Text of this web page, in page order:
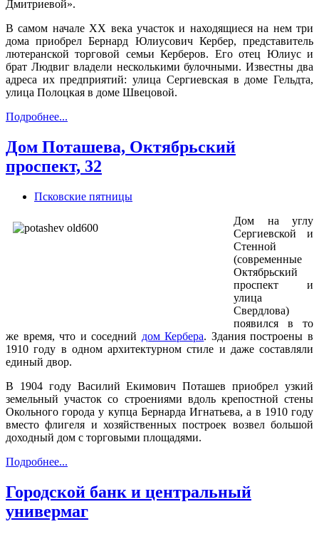
Дмитриевой».
В самом начале XX века участок и находящиеся на нем три
дома приобрел Бернард Юлиусович Кербер, представитель
лютеранской торговой семьи Керберов. Его отец Юлиус и
брат Людвиг владели несколькими булочными. Известны два
адреса их предприятий: улица Сергиевская в доме Гельдта,
улица Полоцкая в доме Швецовой.
Подробнее...
Дом Поташева, Октябрьский
проспект, 32
Псковские пятницы
Дом на углу
Сергиевской и
Стенной
(современные
Октябрьский
проспект и
улица
Свердлова)
появился в то
же время, что и соседний дом Кербера. Здания построены в
1910 году в одном архитектурном стиле и даже составляли
единый двор.
В 1904 году Василий Екимович Поташев приобрел узкий
земельный участок со строениями вдоль крепостной стены
Окольного города у купца Бернарда Игнатьева, а в 1910 году
вместо флигеля и хозяйственных построек возвел большой
доходный дом с торговыми площадями.
Подробнее...
Городской банк и центральный
универмаг